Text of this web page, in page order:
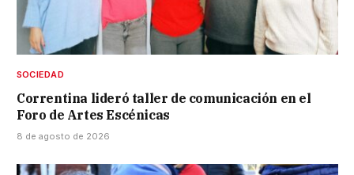
SOCIEDAD
Correntina lideró taller de comunicación en el
Foro de Artes Escénicas
8 de agosto de 2026